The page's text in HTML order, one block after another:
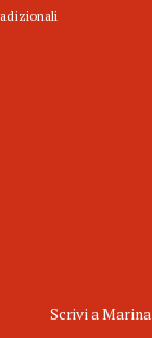
Scrivi a Marina